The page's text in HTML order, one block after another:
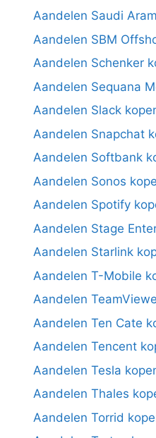
Aandelen Saudi
Aandelen SBM
Aandelen Schenker
Aandelen Sequana
Aandelen Slack
Aandelen Snapchat
Aandelen Softbank
Aandelen Sonos
Aandelen Spotify
Aandelen Stage
Aandelen Starlink
Aandelen T-Mobile
Aandelen
Aandelen Ten Cate
Aandelen Tencent
Aandelen Tesla
Aandelen Thales
Aandelen Torrid